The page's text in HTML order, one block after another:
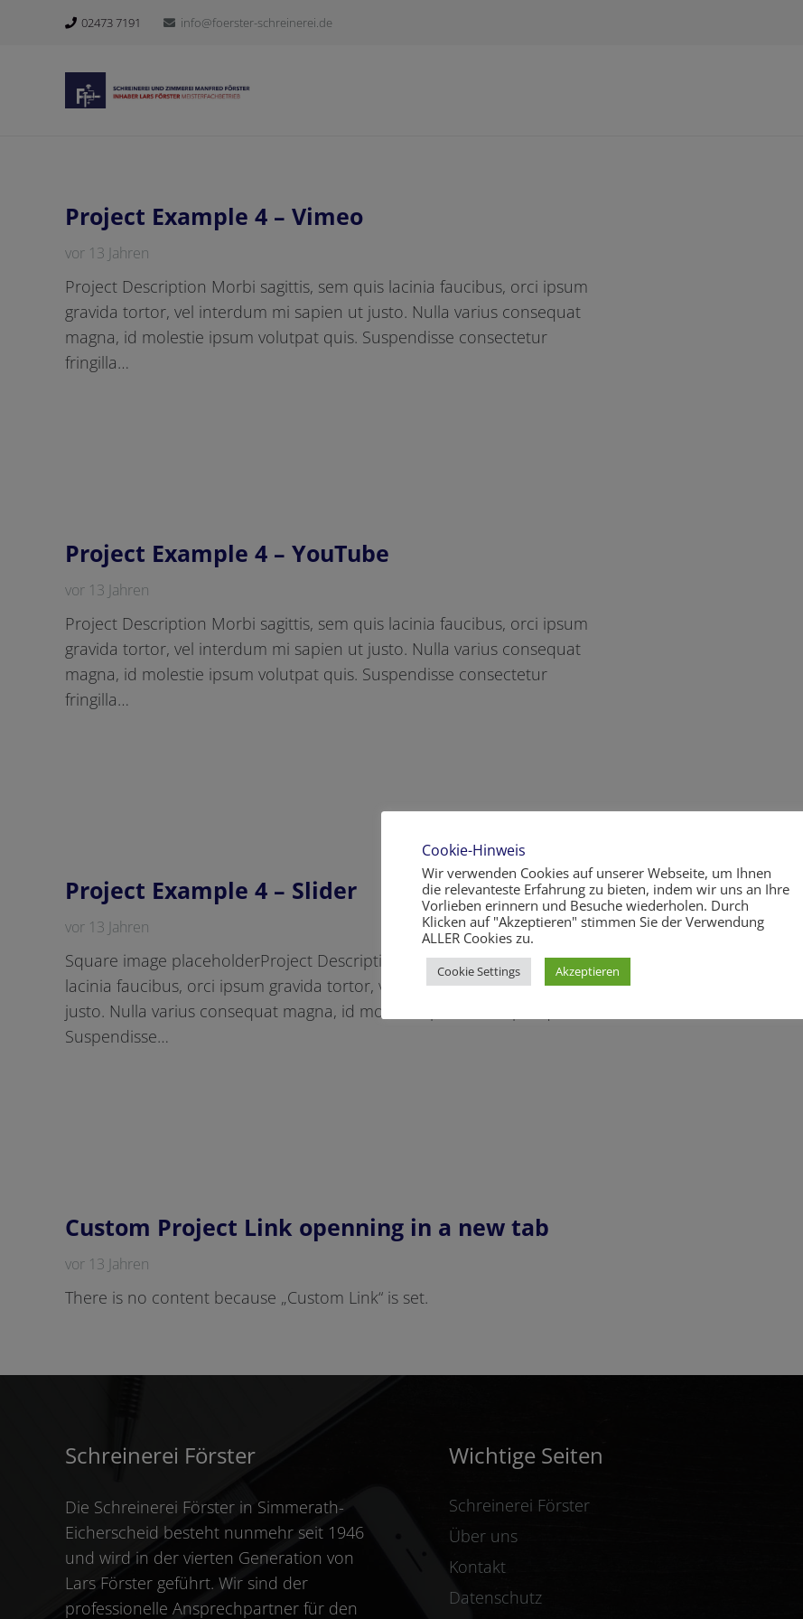
02473 7191 info@foerster-schreinerei.de
Project Example 4 – Vimeo
vor 13 Jahren
Project Description Morbi sagittis, sem quis lacinia faucibus, orci ipsum
gravida tortor, vel interdum mi sapien ut justo. Nulla varius consequat
magna, id molestie ipsum volutpat quis. Suspendisse consectetur
fringilla…
Project Example 4 – YouTube
vor 13 Jahren
Project Description Morbi sagittis, sem quis lacinia faucibus, orci ipsum
gravida tortor, vel interdum mi sapien ut justo. Nulla varius consequat
magna, id molestie ipsum volutpat quis. Suspendisse consectetur
fringilla…
Project Example 4 – Slider
vor 13 Jahren
Square image placeholderProject Description Morbi sagittis, sem quis
lacinia faucibus, orci ipsum gravida tortor, vel interdum mi sapien ut
justo. Nulla varius consequat magna, id molestie ipsum volutpat quis.
Suspendisse…
Custom Project Link openning in a new tab
vor 13 Jahren
There is no content because „Custom Link“ is set.
Schreinerei Förster
Die Schreinerei Förster in Simmerath-
Eicherscheid besteht nunmehr seit 1946
und wird in der vierten Generation von
Lars Förster geführt. Wir sind der
professionelle Ansprechpartner für den
Wichtige Seiten
Schreinerei Förster
Über uns
Kontakt
Datenschutz
Cookie-Hinweis
Wir verwenden Cookies auf unserer Webseite, um Ihnen
die relevanteste Erfahrung zu bieten, indem wir uns an Ihre
Vorlieben erinnern und Besuche wiederholen. Durch
Klicken auf "Akzeptieren" stimmen Sie der Verwendung
ALLER Cookies zu.
Cookie Settings Akzeptieren